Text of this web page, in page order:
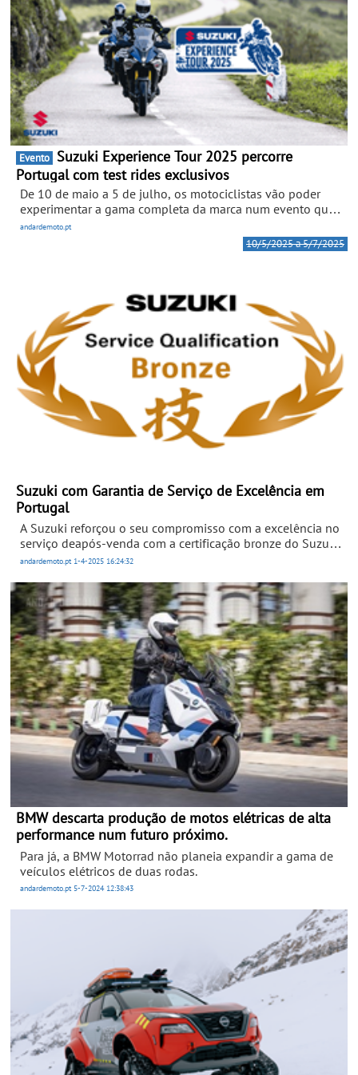
Evento
Portugal com test rides exclusivos
De 10 de maio a 5 de julho, os motociclistas vão poder
experimentar a gama completa da marca num evento que
passa por várias cidades do país com modelos icónicos
como a V-Strom 800DE e a GSX-S1000 GX.
andardemoto.pt
10/5/2025 a 5/7/2025
Suzuki com Garantia de Serviço de Excelência em
Portugal
A Suzuki reforçou o seu compromisso com a excelência no
serviço deapós-venda com a certificação bronze do Suzuki
Service QualificationSystem (SSQS).
andardemoto.pt 1-4-2025 16:24:32
BMW descarta produção de motos elétricas de alta
performance num futuro próximo.
Para já, a BMW Motorrad não planeia expandir a gama de
veículos elétricos de duas rodas.
andardemoto.pt 5-7-202412:38:43